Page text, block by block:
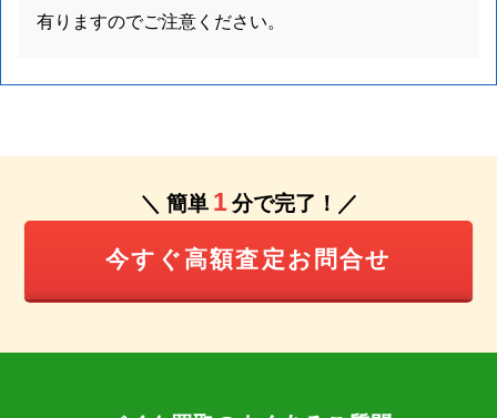
有りますのでご注意ください。
＼ 簡単 1 分で完了！／
今すぐ高額査定お問合せ